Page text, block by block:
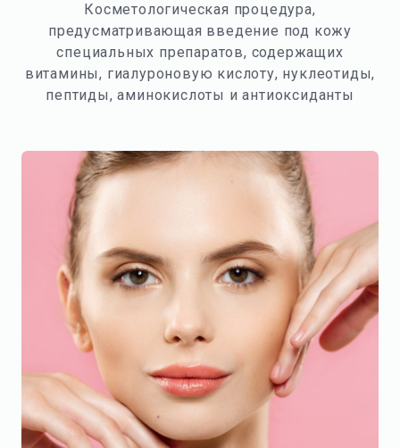
Косметологическая процедура,
предусматривающая введение под кожу
специальных препаратов, содержащих
витамины, гиалуроновую кислоту, нуклеотиды,
пептиды, аминокислоты и антиоксиданты